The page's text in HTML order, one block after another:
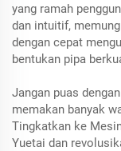
yang ramah
dan intuitif,
dengan cepat
bentukan pipa
Jangan puas
memakan banyak
Tingkatkan ke
Yuetai dan